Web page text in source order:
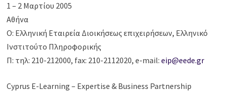
1 – 2 Μαρτίου 2005
Αθήνα
Ο: Ελληνική Εταιρεία Διοικήσεως επιχειρήσεων, Ελληνικό
Ινστιτούτο Πληροφορικής
Π: τηλ: 210-212000, fax: 210-2112020, e-mail:eip@eede.gr
Cyprus E-Learning – Expertise & Business Partnership